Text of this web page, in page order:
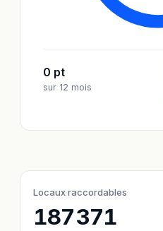
0 pt
sur 12 mois
Locaux raccordables
187 371